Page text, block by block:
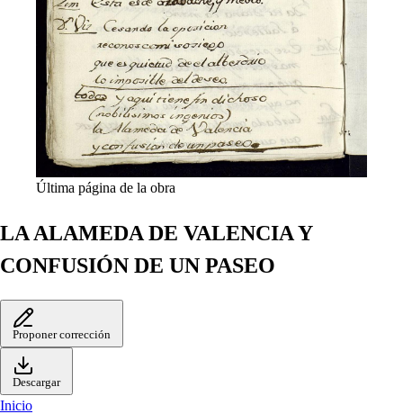
Última página de la obra
LA ALAMEDA DE VALENCIA Y
CONFUSIÓN DE UN PASEO
Proponer corrección
Descargar
Inicio